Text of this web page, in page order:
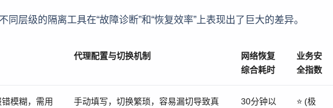
层级的隔离工具在“故障诊断”和“恢复效率”上表现出了巨大的差异。
代理配置与切换机制
网络恢复
综合耗时
业务安
全指数
模糊，需用
手动填写，切换繁琐，容易漏切导致真
30分钟以
⭐ (极